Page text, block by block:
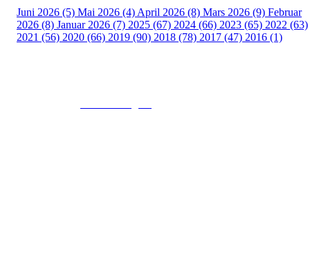
Juni 2026 (5) Mai 2026 (4) April 2026 (8) Mars 2026 (9) Februar
2026 (8) Januar 2026 (7) 2025 (67) 2024 (66) 2023 (65) 2022 (63)
2021 (56) 2020 (66) 2019 (90) 2018 (78) 2017 (47) 2016 (1)